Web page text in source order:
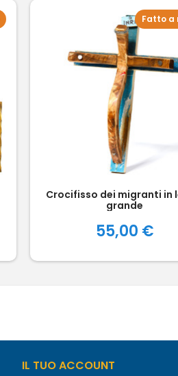
Fatto a
Crocifisso dei migranti in
grande
Prezzo
55,00 €
IL TUO ACCOUNT